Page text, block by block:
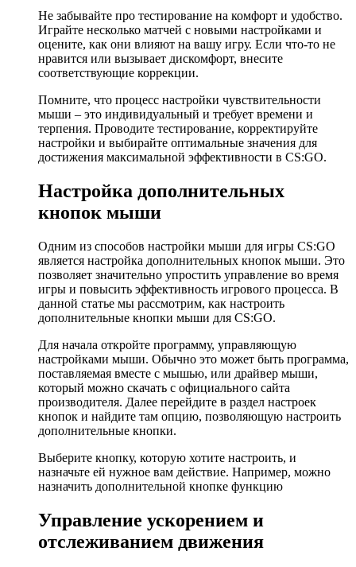
Не забывайте про тестирование на комфорт и удобство.
Играйте несколько матчей с новыми настройками и
оцените, как они влияют на вашу игру. Если что-то не
нравится или вызывает дискомфорт, внесите
соответствующие коррекции.
Помните, что процесс настройки чувствительности
мыши – это индивидуальный и требует времени и
терпения. Проводите тестирование, корректируйте
настройки и выбирайте оптимальные значения для
достижения максимальной эффективности в CS:GO.
Настройка дополнительных
кнопок мыши
Одним из способов настройки мыши для игры CS:GO
является настройка дополнительных кнопок мыши. Это
позволяет значительно упростить управление во время
игры и повысить эффективность игрового процесса. В
данной статье мы рассмотрим, как настроить
дополнительные кнопки мыши для CS:GO.
Для начала откройте программу, управляющую
настройками мыши. Обычно это может быть программа,
поставляемая вместе с мышью, или драйвер мыши,
который можно скачать с официального сайта
производителя. Далее перейдите в раздел настроек
кнопок и найдите там опцию, позволяющую настроить
дополнительные кнопки.
Выберите кнопку, которую хотите настроить, и
назначьте ей нужное вам действие. Например, можно
назначить дополнительной кнопке функцию
Управление ускорением и
отслеживанием движения